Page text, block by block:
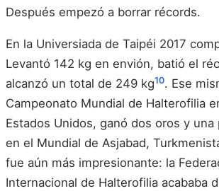
Después empezó a borrar récords.
En la Universiada de Taipéi 2017
Levantó 142 kg en envión, batió el
alcanzó un total de 249 kg10. Ese
Campeonato Mundial de Halterofilia
Estados Unidos, ganó dos oros y una
en el Mundial de Asjabad,
fue aún más impresionante: la
Internacional de Halterofilia acababa